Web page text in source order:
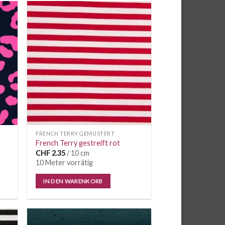
Auf die
Wunschliste
FRENCH TERRY GEMUSTERT
French Terry gestreift rot
CHF 2.35/ 10 cm
10 Meter vorrätig
IN DEN WARENKORB